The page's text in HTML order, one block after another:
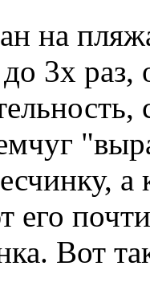
на
3х
а
почти
Вот